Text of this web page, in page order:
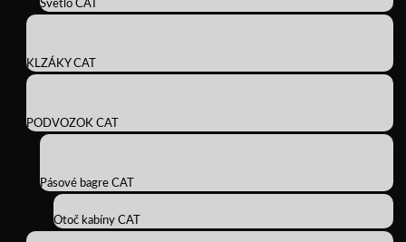
Svetlo CAT
KLZÁKY CAT
PODVOZOK CAT
Pásové bagre CAT
Otoč kabíny CAT